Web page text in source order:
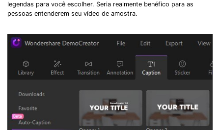
legendas para você escolher. Seria realmente benéfico para as
pessoas entenderem seu vídeo de amostra.